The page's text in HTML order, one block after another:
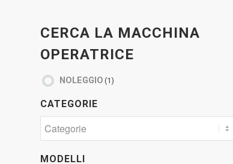
CERCA LA MACCHINA
OPERATRICE
NOLEGGIO (1)
CATEGORIE
MODELLI